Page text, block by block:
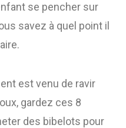
se pencher sur
savez à quel point il
est venu de ravir
gardez ces 8
des bibelots pour